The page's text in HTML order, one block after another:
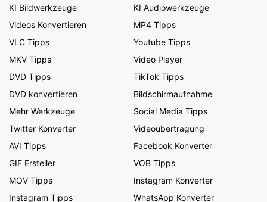
KI Bildwerkzeuge
KI Audiowerkzeuge
Videos Konvertieren
MP4 Tipps
VLC Tipps
Youtube Tipps
MKV Tipps
Video Player
DVD Tipps
TikTok Tipps
DVD konvertieren
Bildschirmaufnahme
Mehr Werkzeuge
Social Media Tipps
Twitter Konverter
Videoübertragung
AVI Tipps
Facebook Konverter
GIF Ersteller
VOB Tipps
MOV Tipps
Instagram Konverter
Instagram Tipps
WhatsApp Konverter